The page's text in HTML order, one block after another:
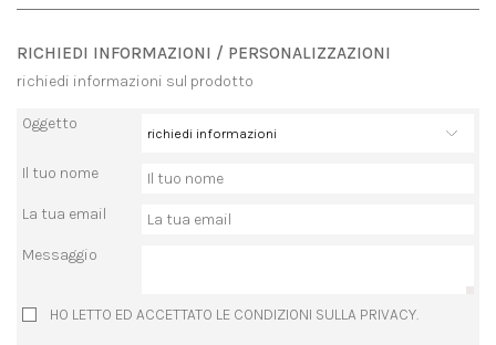
RICHIEDI INFORMAZIONI / PERSONALIZZAZIONI
richiedi informazioni sul prodotto
Oggetto
Il tuo nome
La tua email
Messaggio
HO LETTO ED ACCETTATO LE CONDIZIONI SULLA PRIVACY.